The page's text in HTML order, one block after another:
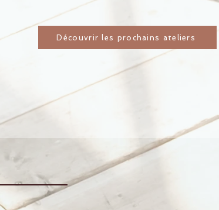
Découvrir les prochains ateliers